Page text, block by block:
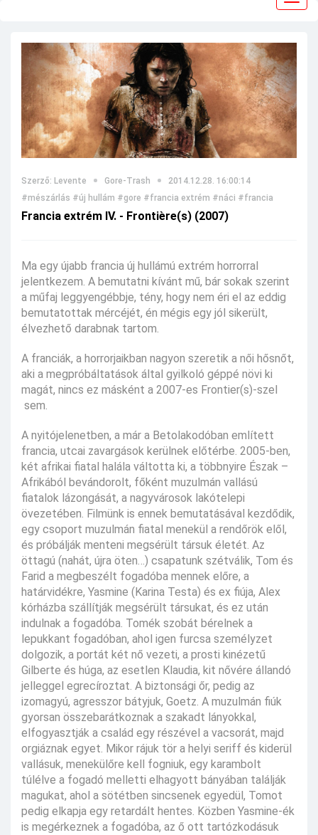
Szerző: Levente Gore-Trash
2014.12.28. 16:00:14
#mészárlás #új hullám #gore #francia extrém #náci #francia
Francia extrém IV. - Frontière(s) (2007)
Ma egy újabb francia új hullámú extrém horrorral
jelentkezem. A bemutatni kívánt mű, bár sokak szerint
a műfaj leggyengébbje, tény, hogy nem éri el az eddig
bemutatottak mércéjét, én mégis egy jól sikerült,
élvezhető darabnak tartom.
A franciák, a horrorjaikban nagyon szeretik a női hősnőt,
aki a megpróbáltatások által gyilkoló géppé növi ki
magát, nincs ez másként a 2007-es Frontier(s)-szel
sem.
A nyitójelenetben, a már a Betolakodóban említett
francia, utcai zavargások kerülnek előtérbe. 2005-ben,
két afrikai fiatal halála váltotta ki, a többnyire Észak –
Afrikából bevándorolt, főként muzulmán vallású
fiatalok lázongását, a nagyvárosok lakótelepi
övezetében. Filmünk is ennek bemutatásával kezdődik,
egy csoport muzulmán fiatal menekül a rendőrök elől,
és próbálják menteni megsérült társuk életét. Az
öttagú (nahát, újra öten…) csapatunk szétválik, Tom és
Farid a megbeszélt fogadóba mennek előre, a
határvidékre, Yasmine (Karina Testa) és ex fiúja, Alex
kórházba szállítják megsérült társukat, és ez után
indulnak a fogadóba. Tomék szobát bérelnek a
lepukkant fogadóban, ahol igen furcsa személyzet
dolgozik, a portát két nő vezeti, a prosti kinézetű
Gilberte és húga, az esetlen Klaudia, kit nővére állandó
jelleggel egrecíroztat. A biztonsági őr, pedig az
izomagyú, agresszor bátyjuk, Goetz. A muzulmán fiúk
gyorsan összebarátkoznak a szakadt lányokkal,
elfogyasztják a család egy részével a vacsorát, majd
orgiáznak egyet. Mikor rájuk tör a helyi seriff és kiderül
vallásuk, menekülőre kell fogniuk, egy karambolt
túlélve a fogadó melletti elhagyott bányában találják
magukat, ahol a sötétben sincsenek egyedül, Tomot
pedig elkapja egy retardált hentes. Közben Yasmine-ék
is megérkeznek a fogadóba, az ő ott tartózkodásuk